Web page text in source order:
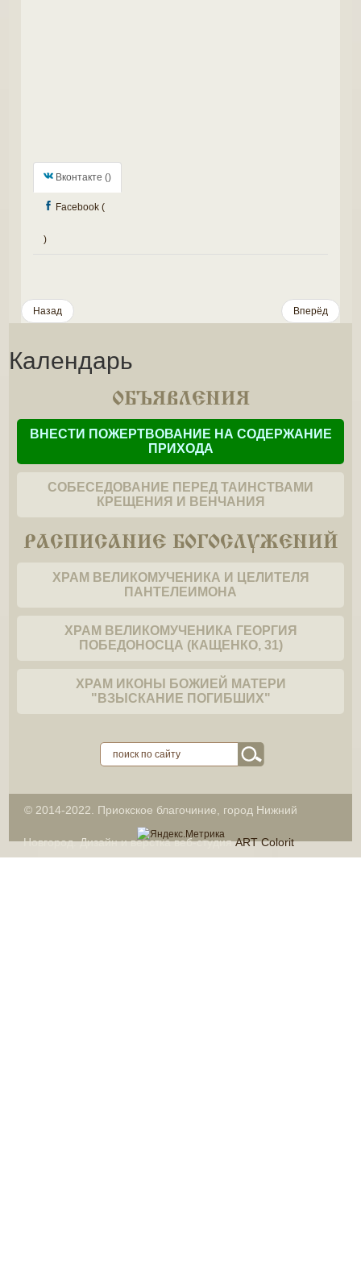
Вконтакте ()
Facebook (
)
Назад Вперёд
Календарь
ОБЪЯВЛЕНИЯ
ВНЕСТИ ПОЖЕРТВОВАНИЕ НА СОДЕРЖАНИЕ
ПРИХОДА
СОБЕСЕДОВАНИЕ ПЕРЕД ТАИНСТВАМИ
КРЕЩЕНИЯ И ВЕНЧАНИЯ
РАСПИСАНИЕ БОГОСЛУЖЕНИЙ
ХРАМ ВЕЛИКОМУЧЕНИКА И ЦЕЛИТЕЛЯ
ПАНТЕЛЕИМОНА
ХРАМ ВЕЛИКОМУЧЕНИКА ГЕОРГИЯ
ПОБЕДОНОСЦА (КАЩЕНКО, 31)
ХРАМ ИКОНЫ БОЖИЕЙ МАТЕРИ
"ВЗЫСКАНИЕ ПОГИБШИХ"
© 2014-2022. Приокское благочиние, город Нижний
Новгород. Дизайн и вёрстка веб-студияART Colorit